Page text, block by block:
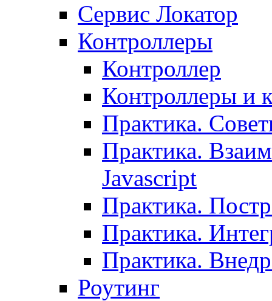
Сервис Локатор
Контроллеры
Контроллер
Контроллеры и
Практика.
Практика.
Javascript
Практика.
Практика.
Практика.
Роутинг